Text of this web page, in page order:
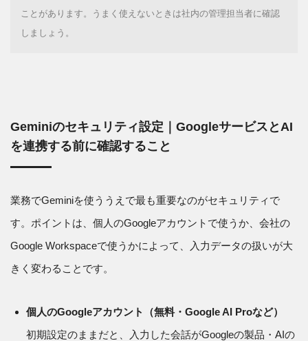
ことがあります。うまく使えないときは社内の管理担当者に確認
しましょう。
Geminiのセキュリティ設定｜GoogleサービスとAI
を連携する前に確認すること
業務でGeminiを使ううえで最も重要なのがセキュリティで
す。ポイントは、個人のGoogleアカウントで使うか、会社の
Google Workspaceで使うかによって、入力データの扱いが大
きく変わることです。
個人のGoogleアカウント（無料・Google AI Proなど）
初期設定のままだと、入力した会話がGoogleの製品・AIの